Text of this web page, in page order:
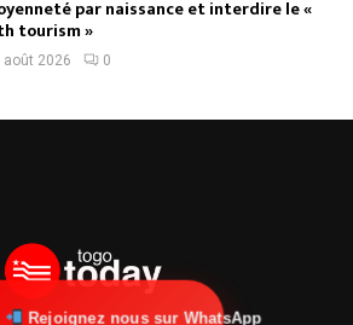
par naissance et interdire le «
tourism »
août 2026 0
Rejoignez nous sur WhatsApp